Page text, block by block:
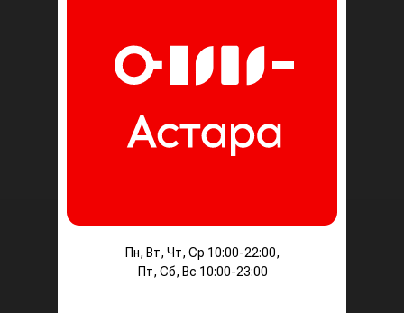
Пн, Вт, Чт, Ср 10:00-22:00,
Пт, Сб, Вс 10:00-23:00